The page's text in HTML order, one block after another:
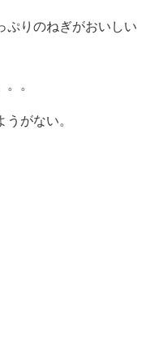
ぷりのねぎがおいしい
。
がない。